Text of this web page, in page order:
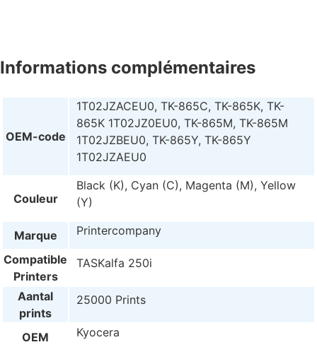
Informations complémentaires
OEM-code
1T02JZACEU0, TK-865C, TK-865K, TK-
865K 1T02JZ0EU0, TK-865M, TK-865M
1T02JZBEU0, TK-865Y, TK-865Y
1T02JZAEU0
Couleur
Black (K), Cyan (C), Magenta (M), Yellow
(Y)
Marque Printercompany
Compatible
Printers
TASKalfa 250i
Aantal
prints
25000 Prints
OEM Kyocera